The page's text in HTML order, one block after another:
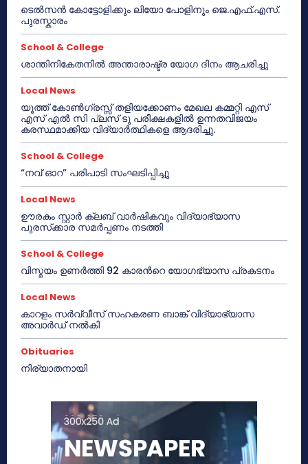
ടെൽസൻ കോട്ടോളിക്കും ലിയോ പോളിനും ജെ.എഫ്.എസ്.
പുരസ്കാരം
School & College
ശാന്തിനികേതനിൽ അന്താരാഷ്ട്ര യോഗ ദിനം ആചരിച്ചു
Local News
യൂത്ത് കോൺഗ്രസ്സ് തളിയക്കോണം മേഖല കമ്മറ്റി എസ്
എസ് എൽ സി പ്ലസ് ടു പരീക്ഷകളിൽ ഉന്നതവിജയം
കരസ്ഥമാക്കിയ വിദ്യാർത്ഥികളെ ആദരിച്ചു.
School & College
“നവ് ഓറ” പരിപാടി സംഘടിപ്പിച്ചു
Local News
ഊരകം സ്റ്റാർ ക്ലബ് വാർഷികവും വിദ്യാഭ്യാസ
പുരസ്‌ക്കാര സമർപ്പണം നടത്തി
School & College
വിസ്മയം ഉണർത്തി 92 കാരൻറെ യോഗഭ്യാസ പ്രകടനം
Local News
കാറളം സർവ്വീസ് സഹകരണ ബാങ്ക് വിദ്യാഭ്യാസ
അവാർഡ് നൽകി
Obituaries
നിര്യാതനായി